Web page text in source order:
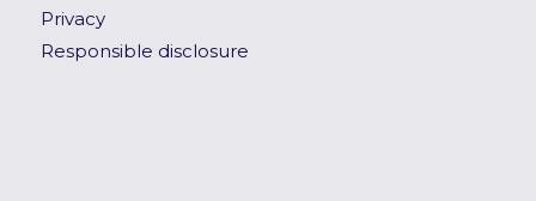
Privacy
Responsible disclosure